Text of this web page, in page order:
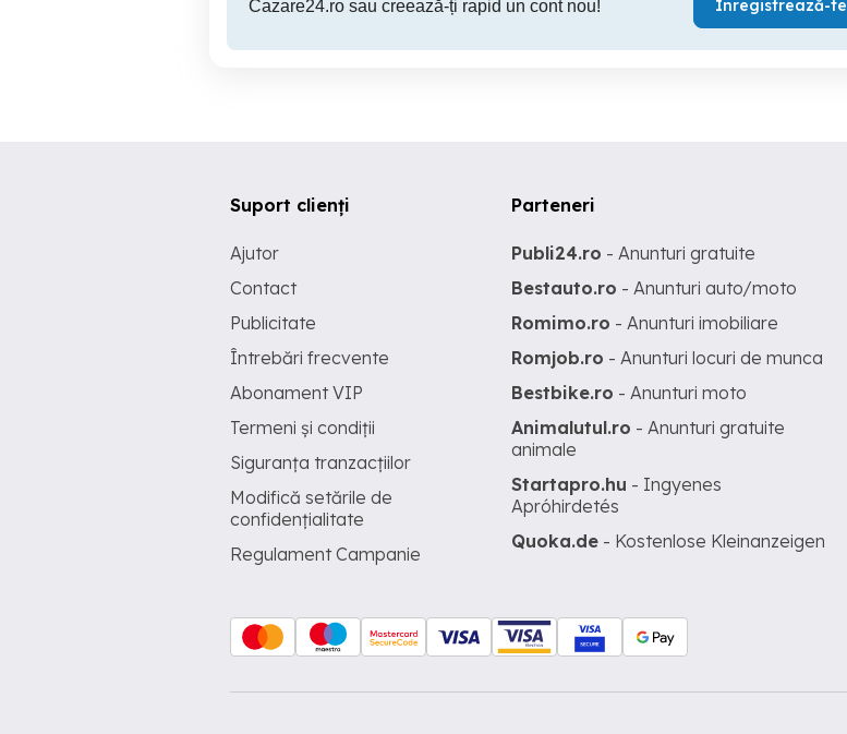
Cazare24.ro sau creează-ți rapid un cont nou!
Înregistrează-te
Suport clienți
Ajutor
Contact
Publicitate
Întrebări frecvente
Abonament VIP
Termeni și condiții
Siguranța tranzacțiilor
Modifică setările de
confidențialitate
Regulament Campanie
Parteneri
Publi24.ro - Anunturi gratuite
Bestauto.ro - Anunturi auto/moto
Romimo.ro - Anunturi imobiliare
Romjob.ro - Anunturi locuri de munca
Bestbike.ro - Anunturi moto
Animalutul.ro - Anunturi gratuite
animale
Startapro.hu - Ingyenes
Apróhirdetés
Quoka.de - Kostenlose Kleinanzeigen